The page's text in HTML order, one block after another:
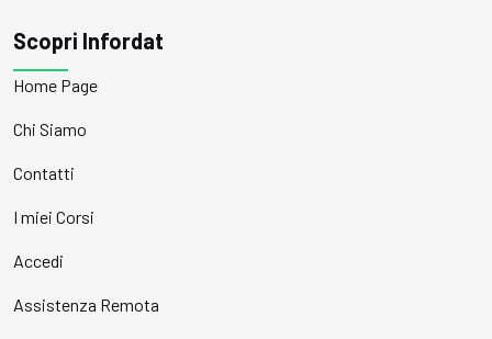
Scopri Infordat
Home Page
Chi Siamo
Contatti
I miei Corsi
Accedi
Assistenza Remota